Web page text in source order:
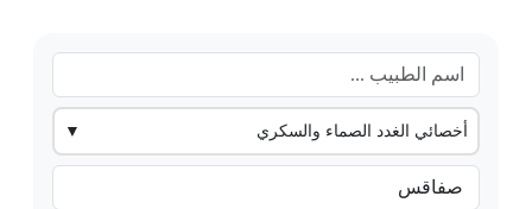
أخصائي الغدد الصماء والسكري